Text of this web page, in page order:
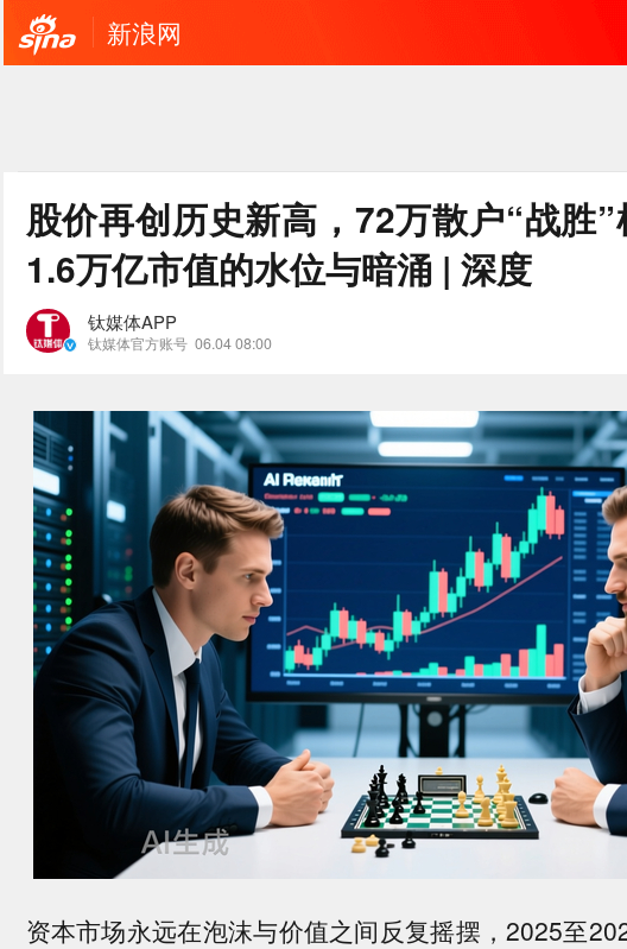
新浪网
股价再创历史新高，72万散户“战胜
1.6万亿市值的水位与暗涌 | 深度
钛媒体APP
钛媒体官方账号 06.04 08:00
资本市场永远在泡沫与价值之间反复摇摆，2025至